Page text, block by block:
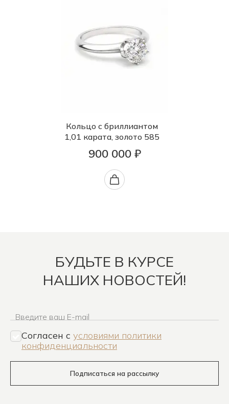
Кольцо с бриллиантом
1,01 карата, золото 585
900 000 ₽
БУДЬТЕ В КУРСЕ
НАШИХ НОВОСТЕЙ!
Введите ваш E-mail
Согласен c условиями политики
конфиденциальности
Подписаться на рассылку